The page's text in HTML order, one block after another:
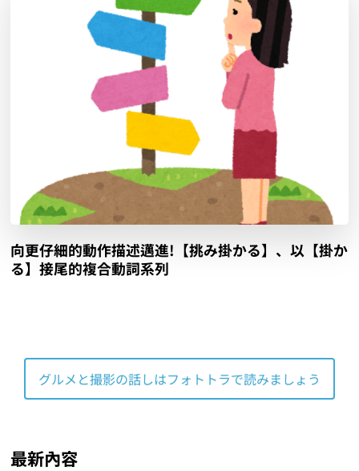
向更仔細的動作描述邁進!【挑み掛かる】、以【掛か
る】接尾的複合動詞系列
グルメと撮影の話しはフォトトラで読みましょう
最新內容